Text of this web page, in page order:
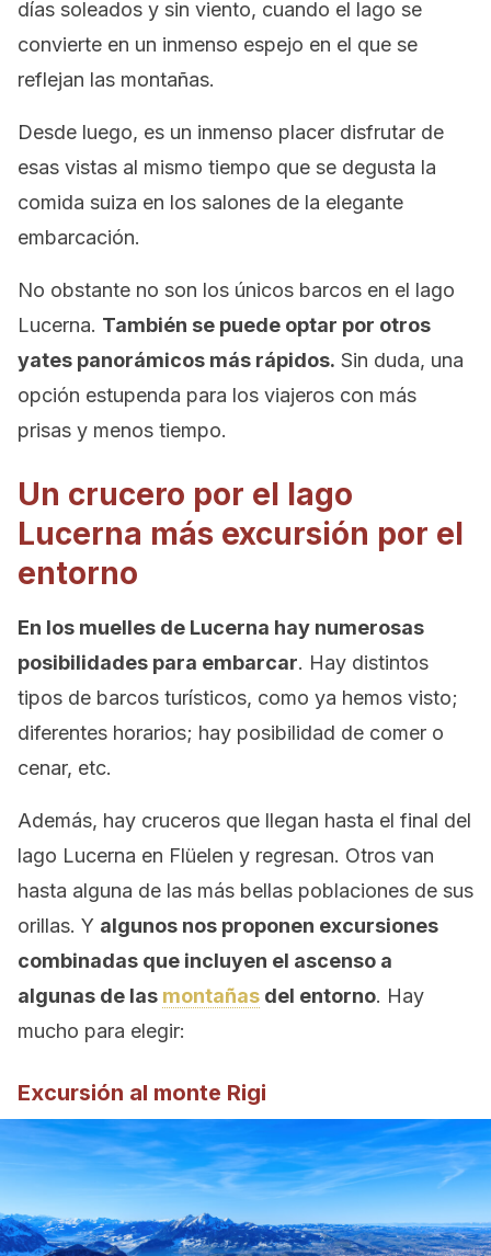
días soleados y sin viento, cuando el lago se
convierte en un inmenso espejo en el que se
reflejan las montañas.
Desde luego, es un inmenso placer disfrutar de
esas vistas al mismo tiempo que se degusta la
comida suiza en los salones de la elegante
embarcación.
No obstante no son los únicos barcos en el lago
Lucerna. También se puede optar por otros
yates panorámicos más rápidos. Sin duda, una
opción estupenda para los viajeros con más
prisas y menos tiempo.
Un crucero por el lago
Lucerna más excursión por el
entorno
En los muelles de Lucerna hay numerosas
posibilidades para embarcar. Hay distintos
tipos de barcos turísticos, como ya hemos visto;
diferentes horarios; hay posibilidad de comer o
cenar, etc.
Además, hay cruceros que llegan hasta el final del
lago Lucerna en Flüelen y regresan. Otros van
hasta alguna de las más bellas poblaciones de sus
orillas. Y algunos nos proponen excursiones
combinadas que incluyen el ascenso a
algunas de las montañas del entorno. Hay
mucho para elegir:
Excursión al monte Rigi